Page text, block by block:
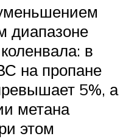
диапазоне
в
на пропане
5%, а
метана
этом